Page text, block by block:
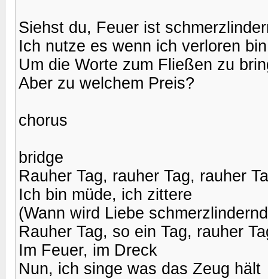
Siehst du, Feuer ist
Ich nutze es wenn ich verloren bin
Um die Worte zum Fließen zu
Aber zu welchem Preis?
chorus
bridge
Rauher Tag, rauher Tag, rauher
Ich bin müde, ich zittere
(Wann wird Liebe
Rauher Tag, so ein Tag, rauher
Im Feuer, im Dreck
Nun, ich singe was das Zeug hält